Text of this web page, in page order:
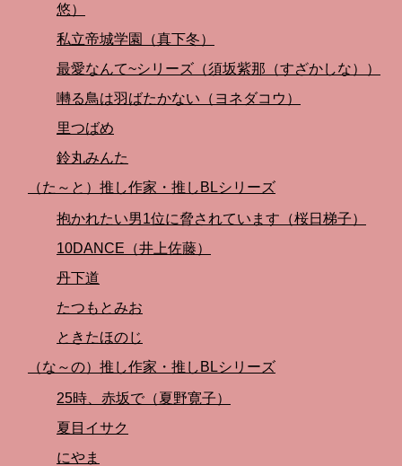
悠）
私立帝城学園（真下冬）
最愛なんて~シリーズ（須坂紫那（すざかしな））
囀る鳥は羽ばたかない（ヨネダコウ）
里つばめ
鈴丸みんた
（た～と）推し作家・推しBLシリーズ
抱かれたい男1位に脅されています（桜日梯子）
10DANCE（井上佐藤）
丹下道
たつもとみお
ときたほのじ
（な～の）推し作家・推しBLシリーズ
25時、赤坂で（夏野寛子）
夏目イサク
にやま